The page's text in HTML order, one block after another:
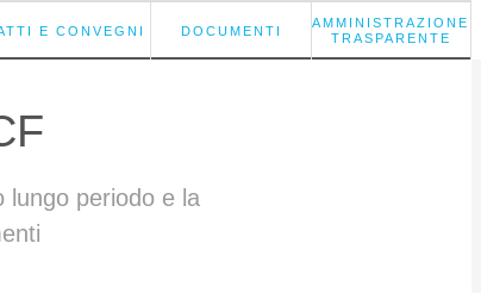
E CONVEGNI DOCUMENTI
AMMINISTRAZIONE
TRASPARENTE
lungo periodo e la